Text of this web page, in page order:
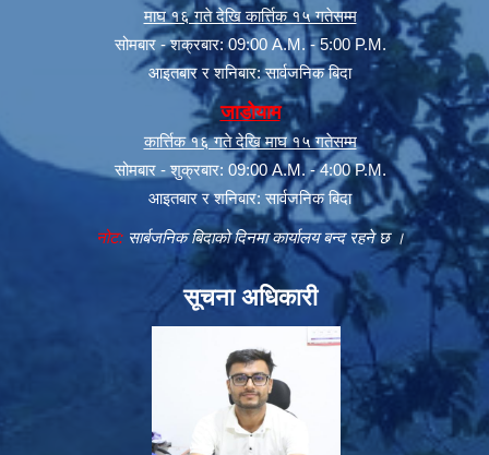
माघ १६ गते देखि कार्त्तिक १५ गतेसम्म
सोमबार - शक्रबार: 09:00 A.M. - 5:00 P.M.
आइतबार र शनिबार: सार्वजनिक बिदा
जाडोयाम
कार्त्तिक १६ गते देखि माघ १५ गतेसम्म
सोमबार - शुक्रबार: 09:00 A.M. - 4:00 P.M.
आइतबार र शनिबार: सार्वजनिक बिदा
नोट:सार्बजनिक बिदाको दिनमा कार्यालय बन्द रहने छ ।
सूचना अधिकारी